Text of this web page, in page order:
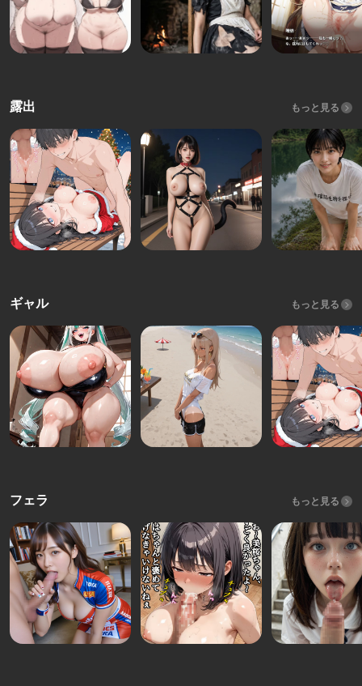
露出 もっと見る
ギャル もっと見る
フェラ もっと見る